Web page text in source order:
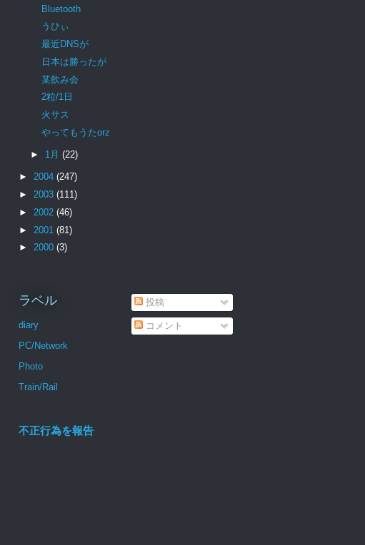
Bluetooth
うひぃ
最近DNSが
日本は勝ったが
某飲み会
2粒/1日
火サス
やってもうたorz
► 1月 (22)
► 2004 (247)
► 2003 (111)
► 2002 (46)
► 2001 (81)
► 2000 (3)
ラベル
diary
PC/Network
Photo
Train/Rail
投稿
コメント
不正行為を報告